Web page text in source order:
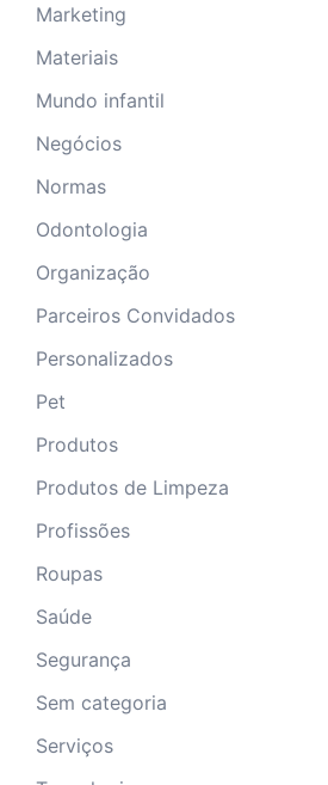
Marketing
Materiais
Mundo infantil
Negócios
Normas
Odontologia
Organização
Parceiros Convidados
Personalizados
Pet
Produtos
Produtos de Limpeza
Profissões
Roupas
Saúde
Segurança
Sem categoria
Serviços